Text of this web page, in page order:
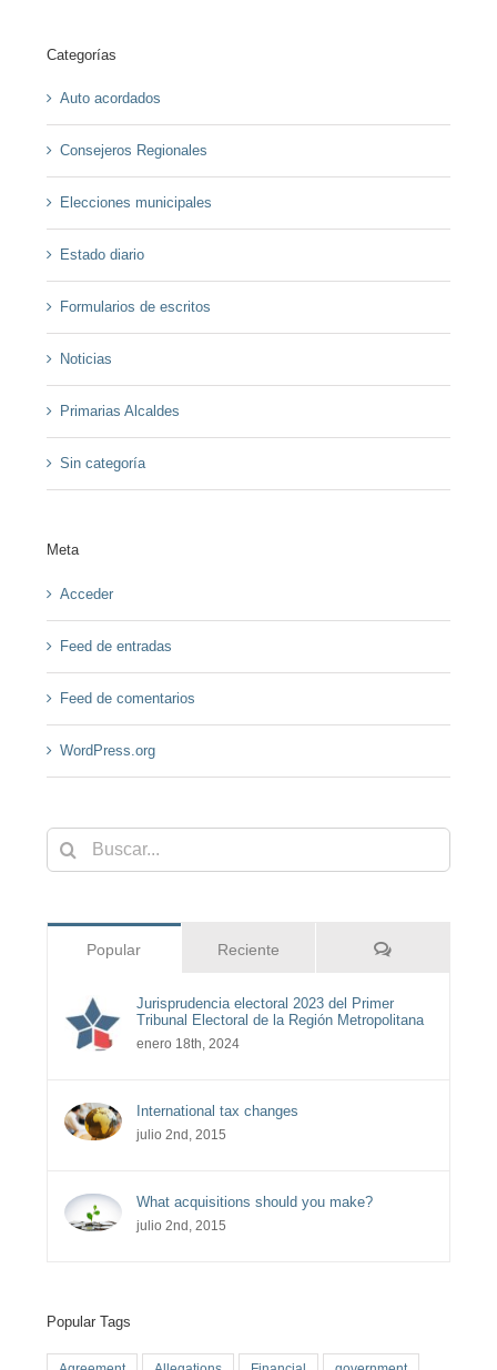
Categorías
Auto acordados
Consejeros Regionales
Elecciones municipales
Estado diario
Formularios de escritos
Noticias
Primarias Alcaldes
Sin categoría
Meta
Acceder
Feed de entradas
Feed de comentarios
WordPress.org
Buscar:
Popular Reciente Comentarios
Jurisprudencia electoral 2023 del Primer
Tribunal Electoral de la Región Metropolitana
enero 18th, 2024
International tax changes
julio 2nd, 2015
What acquisitions should you make?
julio 2nd, 2015
Popular Tags